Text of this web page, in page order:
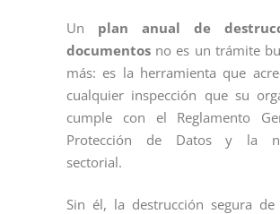
Un plan anual de
documentos no es un trámite
más: es la herramienta que
cualquier inspección que su
cumple con el Reglamento
Protección de Datos y la
sectorial.
Sin él, la destrucción segura de